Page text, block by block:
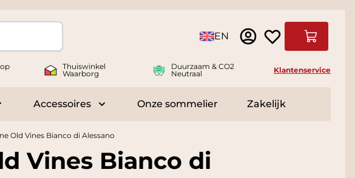
Taal EN
Thuiswinkel
Waarborg
Duurzaam & CO2
Neutraal
Klantenservice
submenu for Delicatessen
Accessoires
Toggle submenu for Accessoires
Onze sommelier Zakelijk
Old Vines Bianco di Alessano
Vines Bianco di